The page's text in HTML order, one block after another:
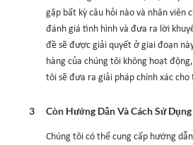
gặp bất kỳ câu hỏi nào và nhân viên
đánh giá tình hình và đưa ra lời
đề sẽ được giải quyết ở giai đoạn
hàng của chúng tôi không hoạt
tôi sẽ đưa ra giải pháp chính xác
3 Còn Hướng Dẫn Và Cách Sử
Chúng tôi có thể cung cấp hướng